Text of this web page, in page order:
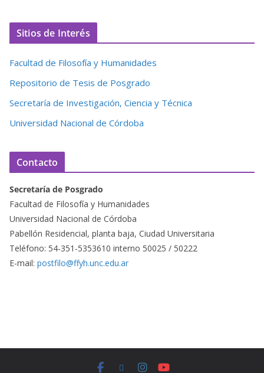
Sitios de Interés
Facultad de Filosofía y Humanidades
Repositorio de Tesis de Posgrado
Secretaría de Investigación, Ciencia y Técnica
Universidad Nacional de Córdoba
Contacto
Secretaría de Posgrado
Facultad de Filosofía y Humanidades
Universidad Nacional de Córdoba
Pabellón Residencial, planta baja, Ciudad Universitaria
Teléfono: 54-351-5353610 interno 50025 / 50222
E-mail: postfilo@ffyh.unc.edu.ar